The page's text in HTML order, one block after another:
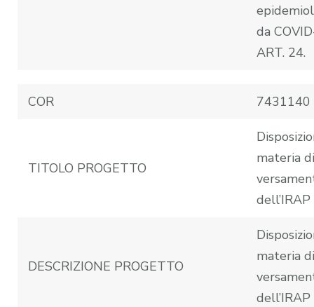
da
ART. 24.
COR 7431140
TITOLO PROGETTO
materia di
dell’IRAP
DESCRIZIONE PROGETTO
materia di
dell’IRAP